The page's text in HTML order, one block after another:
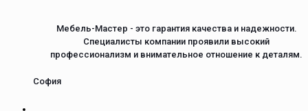
Мебель-Мастер - это гарантия качества и надежности.
Специалисты компании проявили высокий
профессионализм и внимательное отношение к деталям.
София